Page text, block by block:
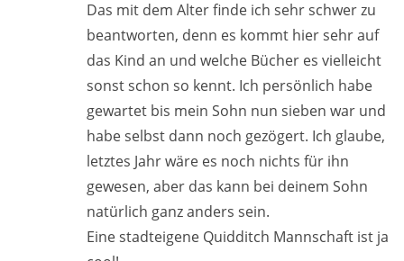
Das mit dem Alter finde ich sehr schwer zu
beantworten, denn es kommt hier sehr auf
das Kind an und welche Bücher es vielleicht
sonst schon so kennt. Ich persönlich habe
gewartet bis mein Sohn nun sieben war und
habe selbst dann noch gezögert. Ich glaube,
letztes Jahr wäre es noch nichts für ihn
gewesen, aber das kann bei deinem Sohn
natürlich ganz anders sein.
Eine stadteigene Quidditch Mannschaft ist ja